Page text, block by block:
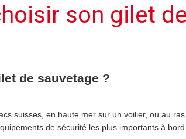
son gilet de
de sauvetage ?
suisses, en haute mer sur un voilier, ou au ras
de sécurité les plus importants à bord.